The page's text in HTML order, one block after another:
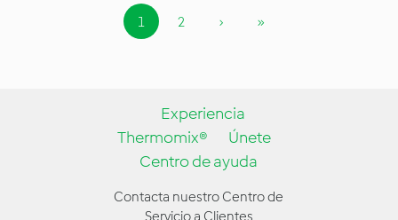
1 2 › »
Experiencia
Thermomix®
Únete
Centro de ayuda
Contacta nuestro Centro de
Servicio a Clientes